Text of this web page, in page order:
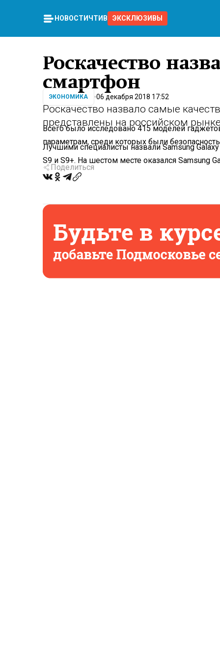
НОВОСТИ ЧТИВО ЭКСКЛЮЗИВЫ
Роскачество
смартфон
ЭКОНОМИКА 06 декабря 2018 17:52
Роскачество назвало самые
представлены на российском
Всего было исследовано 415 моделей
параметрам, среди которых были
Лучшими специалисты назвали Samsung
S9 и S9+. На шестом месте оказался Samsung
Поделиться